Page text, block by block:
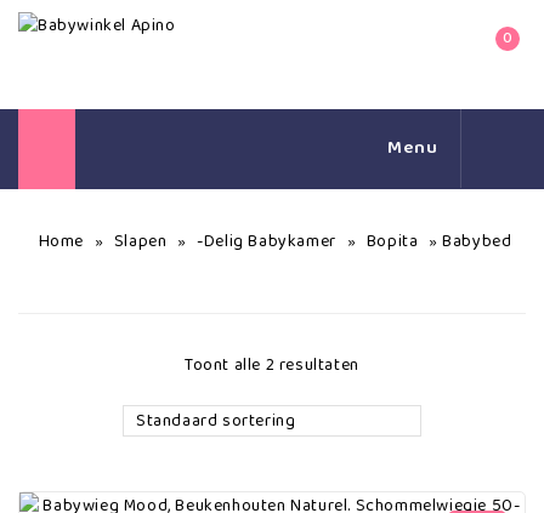
0
Menu
Home » Slapen » -Delig Babykamer » Bopita »Babybed
Toont alle 2 resultaten
Standaard sortering